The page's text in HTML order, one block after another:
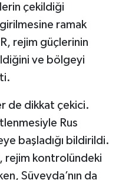
çekildiği
ramak
rejim güçlerinin
ve bölgeyi
de dikkat çekici.
Rus
başladığı bildirildi.
rejim kontrolündeki
Süveyda’nın da